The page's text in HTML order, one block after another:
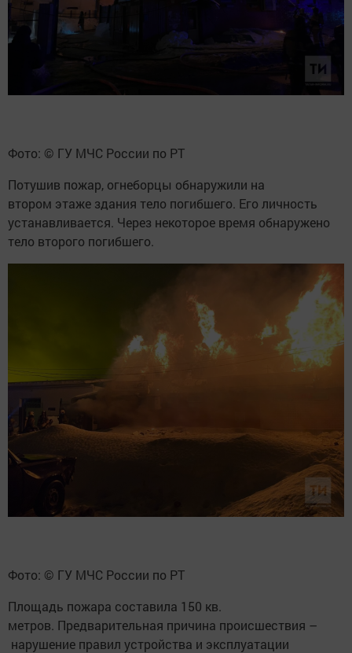
Фото: © ГУ МЧС России по РТ
Потушив пожар, огнеборцы обнаружили на
втором этаже здания тело погибшего. Его личность
устанавливается. Через некоторое время обнаружено
тело второго погибшего.
Фото: © ГУ МЧС России по РТ
Площадь пожара составила 150 кв.
метров. Предварительная причина происшествия –
нарушение правил устройства и эксплуатации